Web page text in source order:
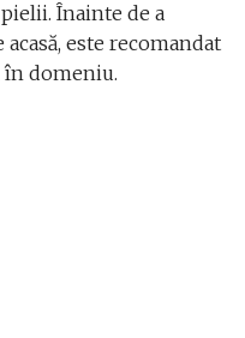
Înainte de a
este recomandat
în domeniu.